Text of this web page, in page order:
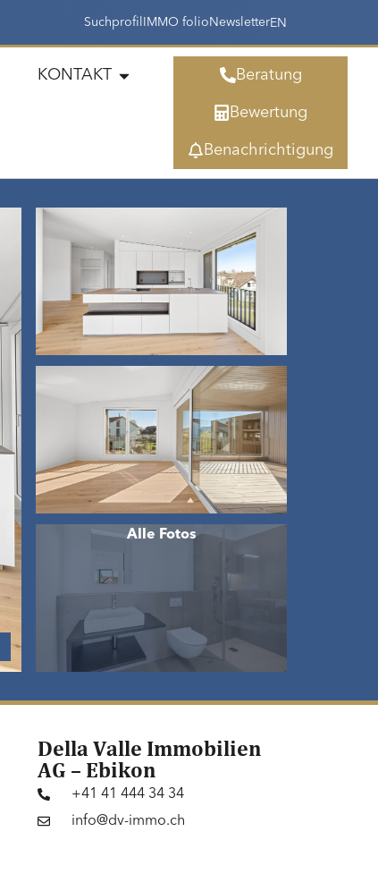
Suchprofil IMMO folio NewsletterEN
KONTAKT Beratung
Bewertung
Benachrichtigung
Della Valle Immobilien
AG – Ebikon
+41 41 444 34 34
info@dv-immo.ch